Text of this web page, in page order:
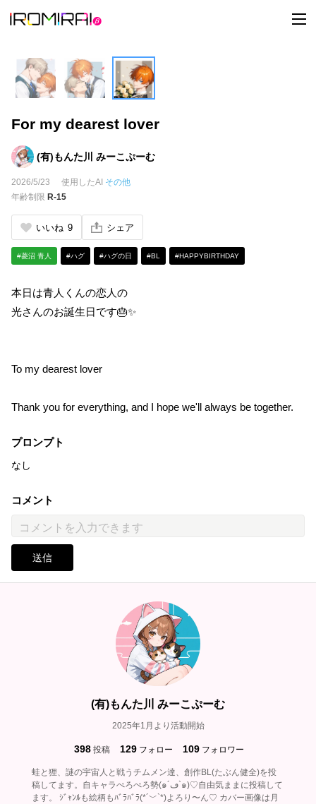
t
o
For my dearest lover
(有)もんた川 みーこぷーむ
2026/5/23 使用したAI その他
年齢制限 R-15
いいね 9 シェア
#菱沼 青人 #ハグ #ハグの日 #BL #HAPPYBIRTHDAY
本日は青人くんの恋人の
光さんのお誕生日です🎂✨
To my dearest lover
Thank you for everything, and I hope we'll always be together.
プロンプト
なし
コメント
送信
(有)もんた川 みーこぷーむ
2025年1月より活動開始
398 投稿 129 フォロー 109 フォロワー
蛙と狸、謎の宇宙人と戦うチムメン達、創作BL(たぶん健全)を投
稿してます。自キャラぺろぺろ勢(๑´ڡ`๑)♡自由気ままに投稿して
ます。 ｼﾞｬﾝﾙも絵柄もﾊﾞﾗﾊﾞﾗ(*´﹀`*)よろり〜ん♡ カバー画像は月